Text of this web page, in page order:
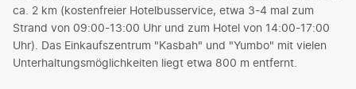
ca. 2 km (kostenfreier Hotelbusservice, etwa 3-4 mal zum
Strand von 09:00-13:00 Uhr und zum Hotel von 14:00-17:00
Uhr). Das Einkaufszentrum "Kasbah" und "Yumbo" mit vielen
Unterhaltungsmöglichkeiten liegt etwa 800 m entfernt.